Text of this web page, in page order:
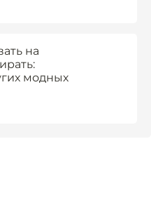
на
модных